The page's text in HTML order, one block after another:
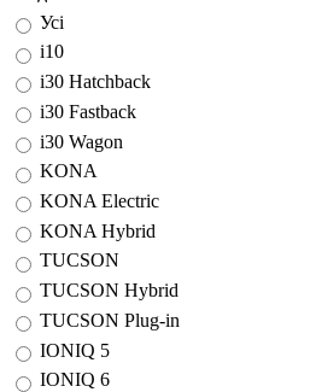
Усі
i10
i30 Hatchback
i30 Fastback
i30 Wagon
KONA
KONA Electric
KONA Hybrid
TUCSON
TUCSON Hybrid
TUCSON Plug-in
IONIQ 5
IONIQ 6